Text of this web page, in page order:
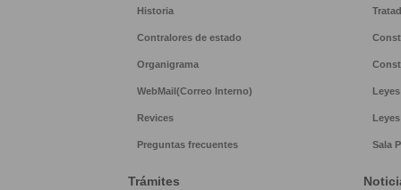
Historia
Contralores de estado
Organigrama
WebMail(Correo Interno)
Revices
Preguntas frecuentes Sala
Trámites